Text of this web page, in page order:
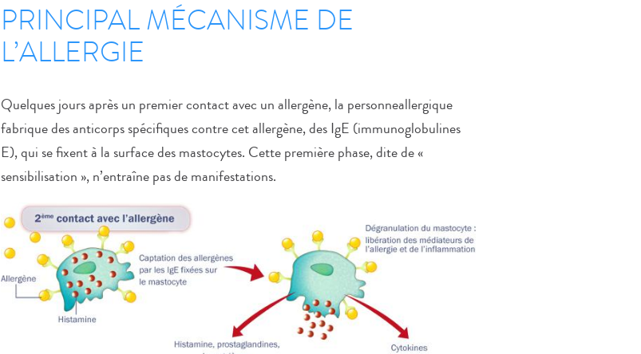
PRINCIPAL MÉCANISME DE
L’ALLERGIE
Quelques jours après un premier contact avec un allergène, la personneallergique
fabrique des anticorps spécifiques contre cet allergène, des IgE (immunoglobulines
E), qui se fixent à la surface des mastocytes. Cette première phase, dite de «
sensibilisation », n’entraîne pas de manifestations.